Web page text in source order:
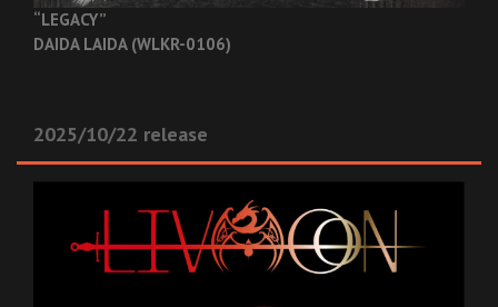
“LEGACY”
DAIDA LAIDA (WLKR-0106)
2025/10/22 release